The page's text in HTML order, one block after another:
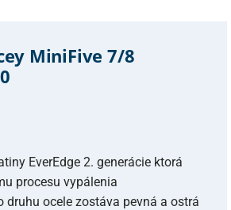
MiniFive 7/8
EverEdge 2. generácie ktorá
procesu vypálenia
druhu ocele zostáva pevná a ostrá